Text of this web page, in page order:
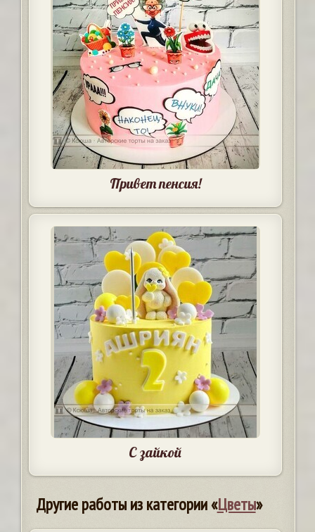
Привет пенсия!
С зайкой
Другие работы из категории «Цветы»